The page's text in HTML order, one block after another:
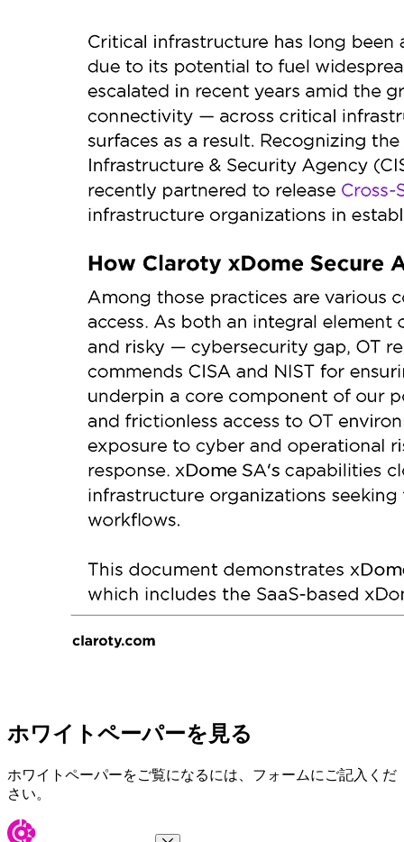
ホワイトペーパーを見る
ホワイトペーパーをご覧になるには、フォームにご記入くだ
さい。